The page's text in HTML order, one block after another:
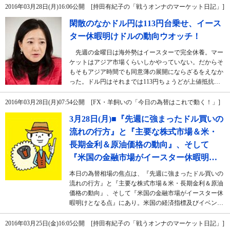
2016年03月28日(月)16:06公開 [持田有紀子の「戦うオンナのマーケット日記」]
閑散のなかドル円は113円台乗せ、イース
ター休暇明けドルの動向ウオッチ！
先週の金曜日は海外勢はイースターで完全休養。マー
ケットはアジア市場くらいしかやっていない。だからそ
もそもアジア時間でも同意薄の展開にならざるをえなか
った。ドル円はそれまでは113円ちょうどが上値抵抗…
2016年03月28日(月)07:54公開 [FX・羊飼いの「今日の為替はこれで動く！」]
3月28日(月)■『先週に強まったドル買いの
流れの行方』と『主要な株式市場＆米・
長期金利＆原油価格の動向』、そして
『米国の金融市場がイースター休暇明…
本日の為替相場の焦点は、『先週に強まったドル買いの
流れの行方』と『主要な株式市場＆米・長期金利＆原油
価格の動向』、そして『米国の金融市場がイースター休
暇明けとなる点』にあり。米国の経済指標及びイベン…
2016年03月25日(金)16:05公開 [持田有紀子の「戦うオンナのマーケット日記」]